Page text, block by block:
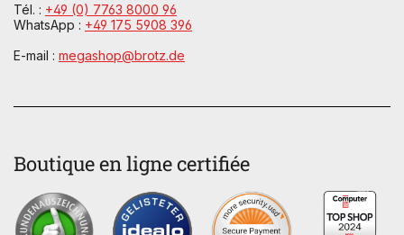
Tél. : +49 (0) 7763 8000 96
WhatsApp : +49 175 5908 396
E-mail : megashop@brotz.de
Boutique en ligne certifiée